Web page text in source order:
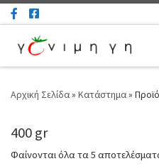
Μετάβαση στο περιεχόμενο
Αρχική Σελίδα» Κατάστημα»
400 gr
Φαίνονται όλα τα 5